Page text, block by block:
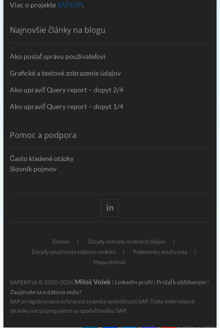
Viac o projekteSAPERP.
Najnovšie články na blogu
Ako poslať správu používateľovi
Grafické a textové zobrazenie údajov
Ako upraviť Query report – dopyt 2/4
Ako upraviť Query report – dopyt 1/4
Pomoc a podpora
Často kladené otázky
Slovník pojmov
Linkedin
Domov
Zásady ochrany osobných údajov
Zásady používania súborov cookies
Podmienky používania
Mapa stránok
SAPERP.sk © 2020-2026 Miloš Volek | LinkedIn profil | Pridať k obľúbeným |
Zaujímate sa o dátovú vedu?
SAP je registrovaná ochranná známka spoločnosti SAP. Tieto internetové
stránky nie sú prepojené so spoločnosťou SAP.